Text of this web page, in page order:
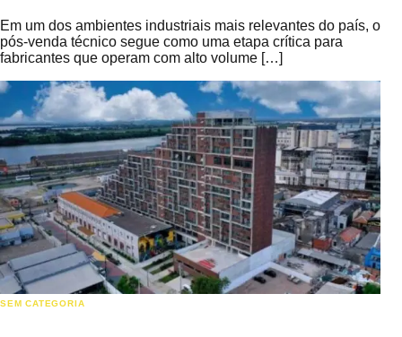
Em um dos ambientes industriais mais relevantes do país, o
pós-venda técnico segue como uma etapa crítica para
fabricantes que operam com alto volume […]
SEM CATEGORIA